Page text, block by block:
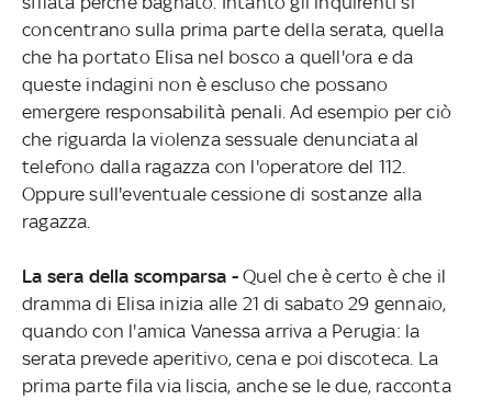
concentrano sulla prima parte della serata, quella
che ha portato Elisa nel bosco a quell'ora e da
queste indagini non è escluso che possano
emergere responsabilità penali. Ad esempio per ciò
che riguarda la violenza sessuale denunciata al
telefono dalla ragazza con l'operatore del 112.
Oppure sull'eventuale cessione di sostanze alla
ragazza.
La sera della scomparsa -Quel che è certo è che il
dramma di Elisa inizia alle 21 di sabato 29 gennaio,
quando con l'amica Vanessa arriva a Perugia: la
serata prevede aperitivo, cena e poi discoteca. La
prima parte fila via liscia, anche se le due, racconta